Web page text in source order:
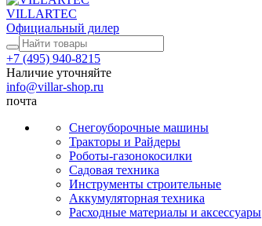
VILLARTEC
Официальный дилер
+7 (495) 940-8215
Наличие уточняйте
info@villar-shop.ru
почта
Снегоуборочные машины
Тракторы и Райдеры
Роботы-газонокосилки
Садовая техника
Инструменты строительные
Аккумуляторная техника
Расходные материалы и аксессуары